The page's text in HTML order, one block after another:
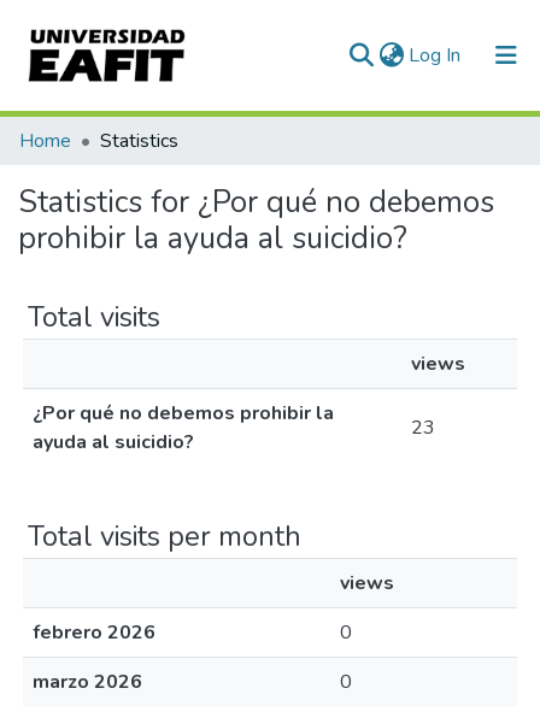
Log In (current)
Communities & Collections
All of DSpace
Home Statistics
Statistics for ¿Por qué no debemos
prohibir la ayuda al suicidio?
Total visits
views
¿Por qué no debemos prohibir la
ayuda al suicidio?
23
Total visits per month
views
febrero 2026
0
marzo 2026
0